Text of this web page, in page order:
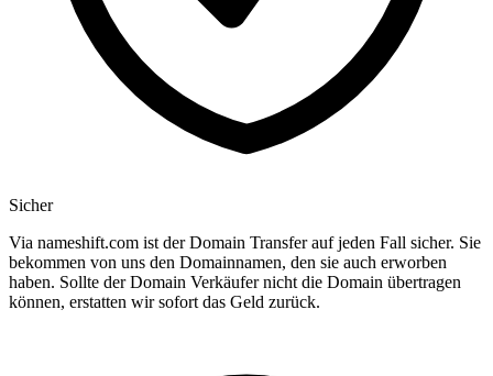
Sicher
Via nameshift.com ist der Domain Transfer auf jeden Fall sicher. Sie
bekommen von uns den Domainnamen, den sie auch erworben
haben. Sollte der Domain Verkäufer nicht die Domain übertragen
können, erstatten wir sofort das Geld zurück.